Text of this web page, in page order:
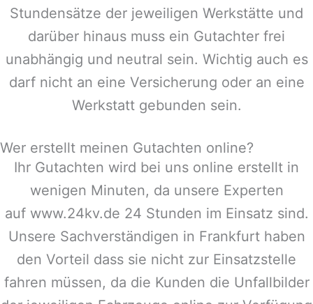
Stundensätze der jeweiligen Werkstätte und
darüber hinaus muss ein Gutachter frei
unabhängig und neutral sein. Wichtig auch es
darf nicht an eine Versicherung oder an eine
Werkstatt gebunden sein.
Wer erstellt meinen Gutachten online?
Ihr Gutachten wird bei uns online erstellt in
wenigen Minuten, da unsere Experten
auf www.24kv.de 24 Stunden im Einsatz sind.
Unsere Sachverständigen in Frankfurthaben
den Vorteil dass sie nicht zur Einsatzstelle
fahren müssen, da die Kunden die Unfallbilder